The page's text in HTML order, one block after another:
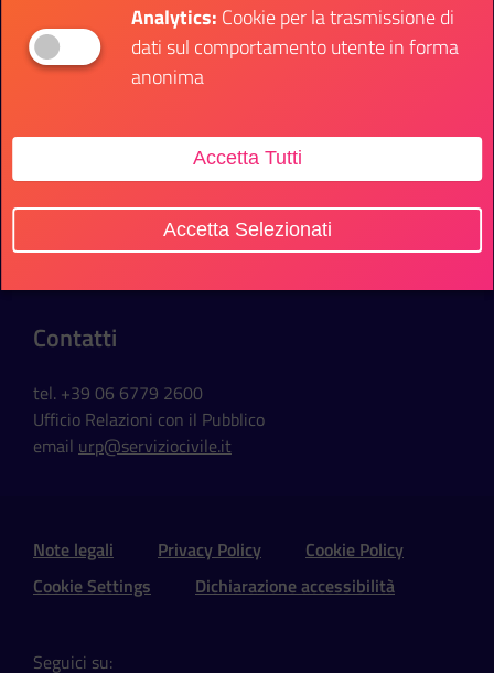
Contatti
Sede Ufficio
Via della Ferratella in Laterano, 51
Contatti
tel. +39 06 6779 2600
Ufficio Relazioni con il Pubblico
email urp@serviziocivile.it
Sezione Link Utili e Social
Note legali Privacy Policy
Cookie Policy
Cookie Settings
Dichiarazione accessibilità
Seguici su:
Analytics: Cookie per la trasmissione di
dati sul comportamento utente in forma
anonima
Accetta Tutti
Accetta Selezionati